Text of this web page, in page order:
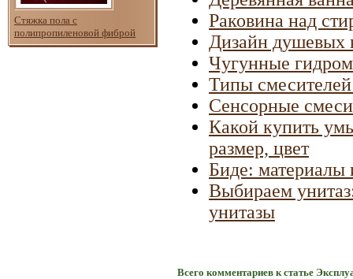
Стяжка пола с
полипропиленовой фиброй
Раковина над
Дизайн душевых
Чугунные
Типы
Сенсорные
Какой купить
размер, цвет
Биде: материалы
Выбираем
унитазы
Всего комментариев к статье